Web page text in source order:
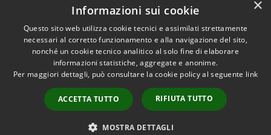
Dichiarazione di accessibilità
RSS
Accessibilità
Copyright © 2023 •
Comune di
Benaco • Powered
byMunicipium•Redazione
×
Informazioni sui cookie
Questo sito web utilizza cookie tecnici e assimilati strettamente
necessari al corretto funzionamento e alla navigazione del sito,
nonché un cookie tecnico analitico al solo fine di elaborare
informazioni statistiche, aggregate e anonime.
Per maggiori dettagli, può consultare la cookie policy al seguente link
ACCETTA TUTTO RIFIUTA TUTTO
MOSTRA DETTAGLI